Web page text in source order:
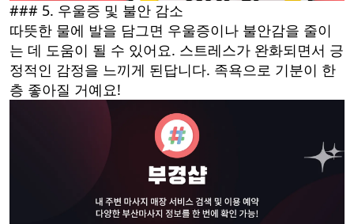
### 5. 우울증 및 불안 감소
따뜻한 물에 발을 담그면 우울증이나 불안감을 줄이
는 데 도움이 될 수 있어요. 스트레스가 완화되면서 긍
정적인 감정을 느끼게 된답니다. 족욕으로 기분이 한
층 좋아질 거예요!